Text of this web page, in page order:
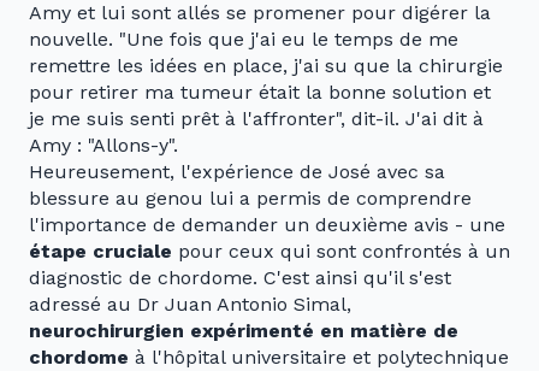
Amy et lui sont allés se promener pour digérer la
nouvelle. "Une fois que j'ai eu le temps de me
remettre les idées en place, j'ai su que la chirurgie
pour retirer ma tumeur était la bonne solution et
je me suis senti prêt à l'affronter", dit-il. J'ai dit à
Amy : "Allons-y".
Heureusement, l'expérience de José avec sa
blessure au genou lui a permis de comprendre
l'importance de demander un deuxième avis - une
étape cruciale pour ceux qui sont confrontés à un
diagnostic de chordome. C'est ainsi qu'il s'est
adressé au Dr Juan Antonio Simal,
neurochirurgien expérimenté en matière de
chordome à l'hôpital universitaire et polytechnique